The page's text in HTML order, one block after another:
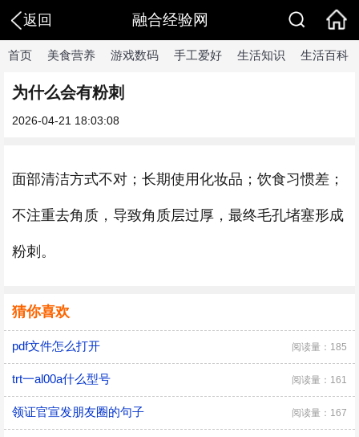
返回 融合经验网
首页 美食营养 游戏数码 手工爱好 生活知识 生活百科
为什么会有粉刺
2026-04-21 18:03:08
面部清洁方式不对；长期使用化妆品；饮食习惯差；
不注重去角质，导致角质层过厚，最终毛孔堵塞形成
粉刺。
猜你喜欢
pdf文件怎么打开 阅读量：185
trt一al00a什么型号 阅读量：161
领证官宣发朋友圈的句子 阅读量：167